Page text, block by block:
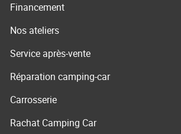
Financement
Nos ateliers
Service après-vente
Réparation camping-car
Carrosserie
Rachat Camping Car